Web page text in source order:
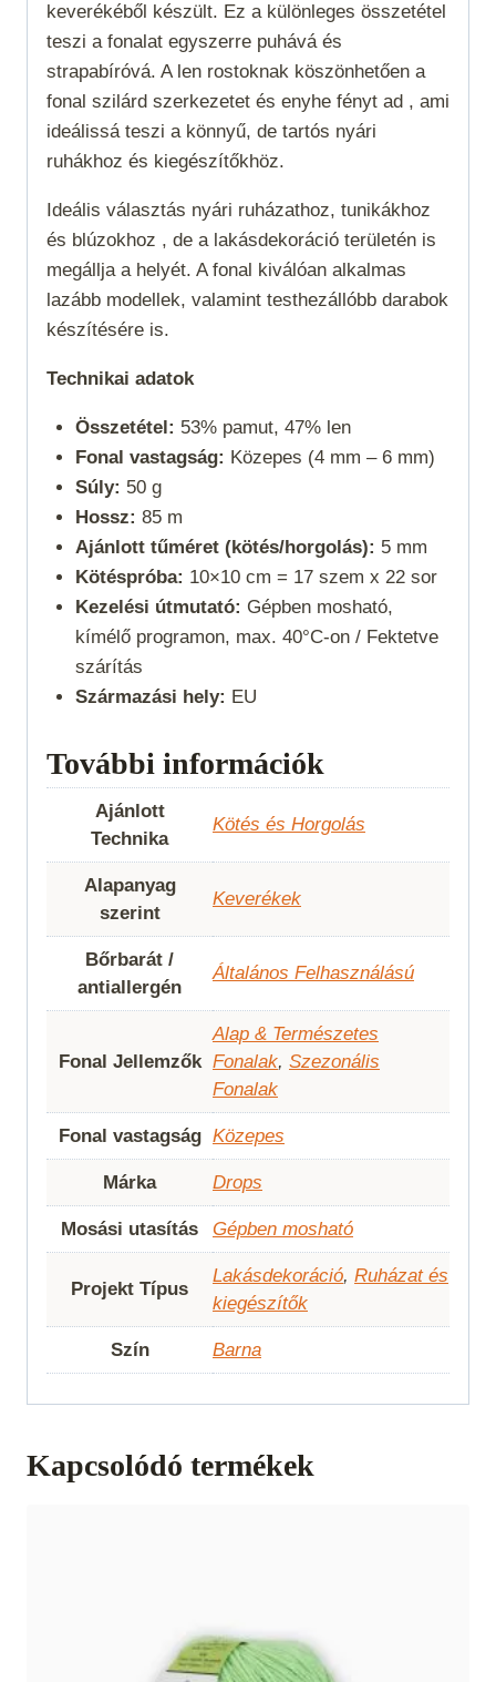
keverékéből készült. Ez a különleges összetétel
teszi a fonalat egyszerre puhává és
strapabíróvá. A len rostoknak köszönhetően a
fonal szilárd szerkezetet és enyhe fényt ad , ami
ideálissá teszi a könnyű, de tartós nyári
ruhákhoz és kiegészítőkhöz.
Ideális választás nyári ruházathoz, tunikákhoz
és blúzokhoz , de a lakásdekoráció területén is
megállja a helyét. A fonal kiválóan alkalmas
lazább modellek, valamint testhezállóbb darabok
készítésére is.
Technikai adatok
Összetétel: 53% pamut, 47% len
Fonal vastagság: Közepes (4 mm – 6 mm)
Súly: 50 g
Hossz: 85 m
Ajánlott tűméret (kötés/horgolás): 5 mm
Kötéspróba: 10×10 cm = 17 szem x 22 sor
Kezelési útmutató: Gépben mosható,
kímélő programon, max. 40°C-on / Fektetve
szárítás
Származási hely: EU
További információk
Ajánlott
Technika
Kötés és Horgolás
Alapanyag
szerint
Keverékek
Bőrbarát /
antiallergén
Általános Felhasználású
Fonal Jellemzők
Alap & Természetes
Fonalak, Szezonális
Fonalak
Fonal vastagság Közepes
Márka Drops
Mosási utasítás Gépben mosható
Projekt Típus
Lakásdekoráció, Ruházat és
kiegészítők
Szín Barna
Kapcsolódó termékek